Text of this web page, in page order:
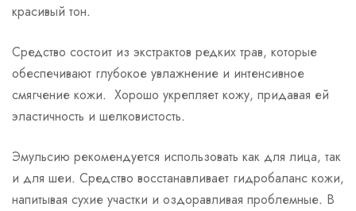
красивый тон.
Средство состоит из экстрактов редких трав, которые
обеспечивают глубокое увлажнение и интенсивное
смягчение кожи. Хорошо укрепляет кожу, придавая ей
эластичность и шелковистость.
Эмульсию рекомендуется использовать как для лица, так
и для шеи. Средство восстанавливает гидробаланс кожи,
напитывая сухие участки и оздоравливая проблемные. В